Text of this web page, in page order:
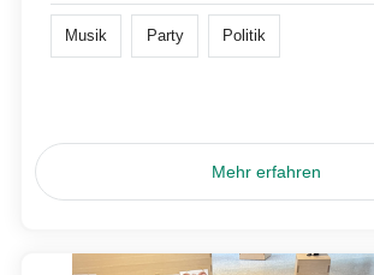
Musik Party Politik
Mehr erfahren